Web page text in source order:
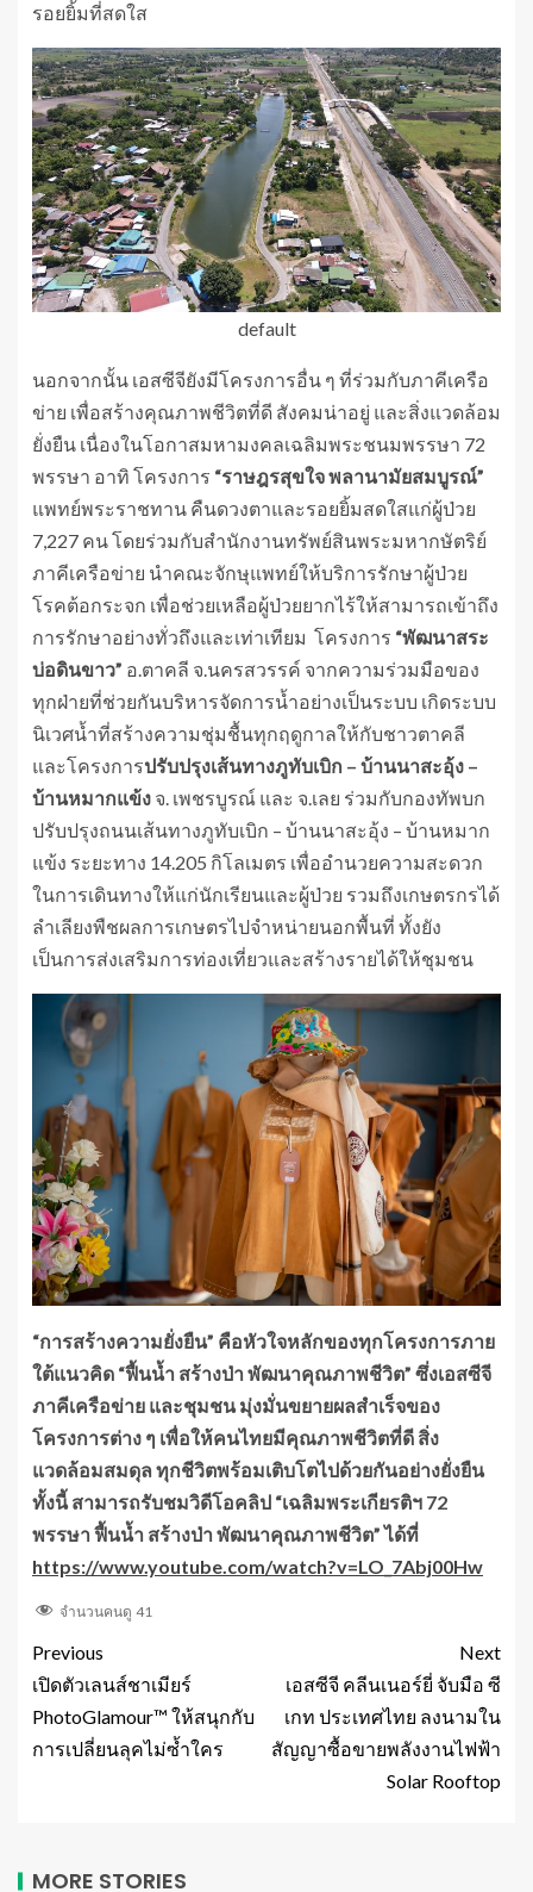
รอยยิ้มที่สดใส
default
นอกจากนั้น เอสซีจียังมีโครงการอื่น ๆ ที่ร่วมกับภาคีเครือ
ข่าย เพื่อสร้างคุณภาพชีวิตที่ดี สังคมน่าอยู่ และสิ่งแวดล้อม
ยั่งยืน เนื่องในโอกาสมหามงคลเฉลิมพระชนมพรรษา 72
พรรษา อาทิ โครงการ “ราษฎรสุขใจ พลานามัยสมบูรณ์”
แพทย์พระราชทาน คืนดวงตาและรอยยิ้มสดใสแก่ผู้ป่วย
7,227 คน โดยร่วมกับสำนักงานทรัพย์สินพระมหากษัตริย์
ภาคีเครือข่าย นำคณะจักษุแพทย์ให้บริการรักษาผู้ป่วย
โรคต้อกระจก เพื่อช่วยเหลือผู้ป่วยยากไร้ให้สามารถเข้าถึง
การรักษาอย่างทั่วถึงและเท่าเทียม โครงการ “พัฒนาสระ
บ่อดินขาว” อ.ตาคลี จ.นครสวรรค์ จากความร่วมมือของ
ทุกฝ่ายที่ช่วยกันบริหารจัดการน้ำอย่างเป็นระบบ เกิดระบบ
นิเวศน้ำที่สร้างความชุ่มชื้นทุกฤดูกาลให้กับชาวตาคลี
และโครงการปรับปรุงเส้นทางภูทับเบิก – บ้านนาสะอุ้ง –
บ้านหมากแข้ง จ. เพชรบูรณ์ และ จ.เลย ร่วมกับกองทัพบก
ปรับปรุงถนนเส้นทางภูทับเบิก – บ้านนาสะอุ้ง – บ้านหมาก
แข้ง ระยะทาง 14.205 กิโลเมตร เพื่ออำนวยความสะดวก
ในการเดินทางให้แก่นักเรียนและผู้ป่วย รวมถึงเกษตรกรได้
ลำเลียงพืชผลการเกษตรไปจำหน่ายนอกพื้นที่ ทั้งยัง
เป็นการส่งเสริมการท่องเที่ยวและสร้างรายได้ให้ชุมชน
“การสร้างความยั่งยืน” คือหัวใจหลักของทุกโครงการภาย
ใต้แนวคิด “ฟื้นน้ำ สร้างป่า พัฒนาคุณภาพชีวิต” ซึ่งเอสซีจี
ภาคีเครือข่าย และชุมชน มุ่งมั่นขยายผลสำเร็จของ
โครงการต่าง ๆ เพื่อให้คนไทยมีคุณภาพชีวิตที่ดี สิ่ง
แวดล้อมสมดุล ทุกชีวิตพร้อมเติบโตไปด้วยกันอย่างยั่งยืน
ทั้งนี้ สามารถรับชมวิดีโอคลิป “เฉลิมพระเกียรติฯ 72
พรรษา ฟื้นน้ำ สร้างป่า พัฒนาคุณภาพชีวิต” ได้ที่
https://www.youtube.com/watch?v=LO_ 7Abj00Hw
จำนวนคนดู 41
Previous
เปิดตัวเลนส์ชาเมียร์
PhotoGlamour™ ให้สนุกกับ
การเปลี่ยนลุคไม่ซ้ำใคร
Next
เอสซีจี คลีนเนอร์ยี่ จับมือ ซี
เกท ประเทศไทย ลงนามใน
สัญญาซื้อขายพลังงานไฟฟ้า
Solar Rooftop
MORE STORIES